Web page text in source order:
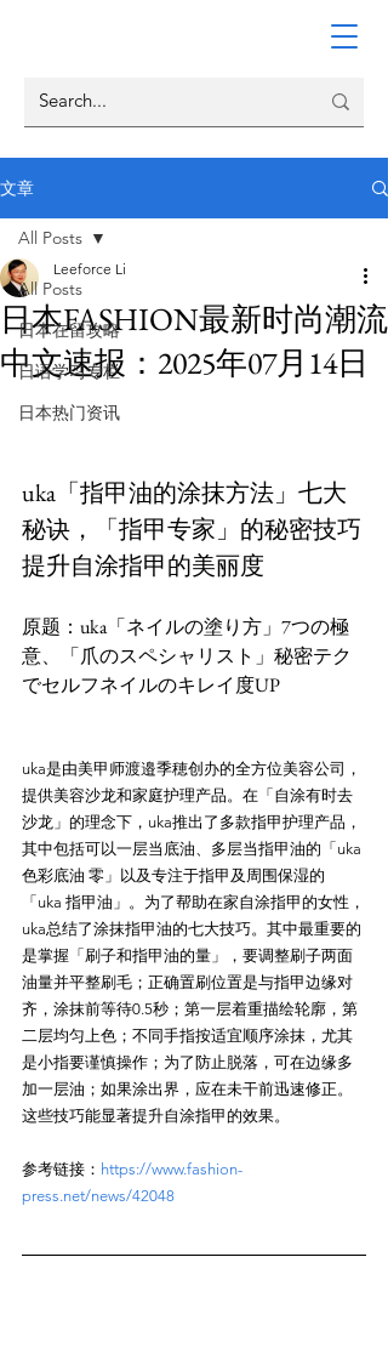
文章
All Posts
日本在留攻略
日语学习专栏
日本热门资讯
All Posts
日本FASHION最新时尚潮流
中文速报：2025年07月14日
Leeforce Li
uka「指甲油的涂抹方法」七大
秘诀，「指甲专家」的秘密技巧
提升自涂指甲的美丽度
原题：uka「ネイルの塗り方」7つの極
意、「爪のスペシャリスト」秘密テク
uka是由美甲师渡邉季穂创办的全方位美容公司，
提供美容沙龙和家庭护理产品。在「自涂有时去
沙龙」的理念下，uka推出了多款指甲护理产品，
其中包括可以一层当底油、多层当指甲油的「uka
色彩底油 零」以及专注于指甲及周围保湿的
「uka 指甲油」。为了帮助在家自涂指甲的女性，
uka总结了涂抹指甲油的七大技巧。其中最重要的
是掌握「刷子和指甲油的量」，要调整刷子两面
油量并平整刷毛；正确置刷位置是与指甲边缘对
齐，涂抹前等待0.5秒；第一层着重描绘轮廓，第
二层均匀上色；不同手指按适宜顺序涂抹，尤其
是小指要谨慎操作；为了防止脱落，可在边缘多
加一层油；如果涂出界，应在未干前迅速修正。
参考链接： https://www.fashion-
press.net/news/42048